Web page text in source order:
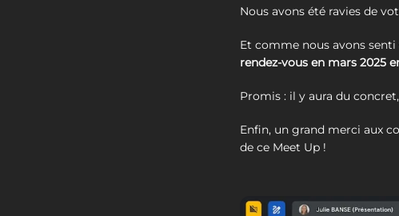
Nous avons été ravies de
Et comme nous avons
rendez-vous en mars 2025
Promis : il y aura du
Enfin, un grand merci aux
de ce Meet Up !